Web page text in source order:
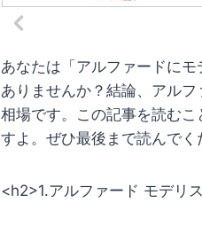
あなたは「アルファードに
ありませんか？結論、アル
相場です。この記事を読む
すよ。ぜひ最後まで読んでく
<h2>1.アルファード モデリ